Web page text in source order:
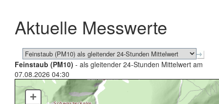
schließen
Aktuelle Messwerte
Feinstaub (PM10) - als gleitender 24-Stunden Mittelwert am
07.08.2026 04:30
+